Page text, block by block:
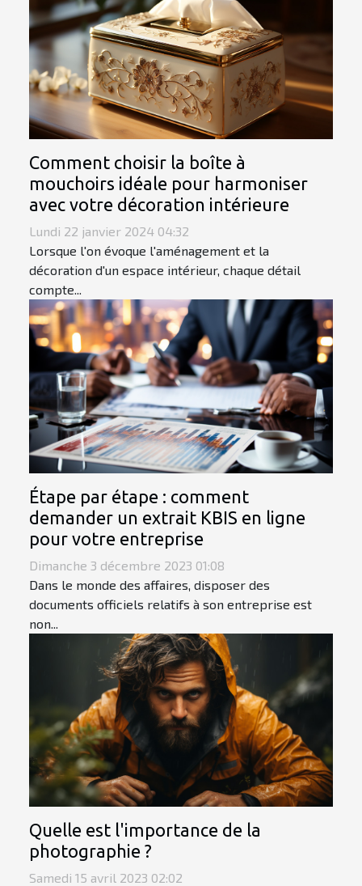
Comment choisir la boîte à
mouchoirs idéale pour harmoniser
avec votre décoration intérieure
Lundi 22 janvier 2024 04:32
Lorsque l'on évoque l'aménagement et la
décoration d'un espace intérieur, chaque détail
compte...
Étape par étape : comment
demander un extrait KBIS en ligne
pour votre entreprise
Dimanche 3 décembre 2023 01:08
Dans le monde des affaires, disposer des
documents officiels relatifs à son entreprise est
non...
Quelle est l'importance de la
photographie ?
Samedi 15 avril 2023 02:02